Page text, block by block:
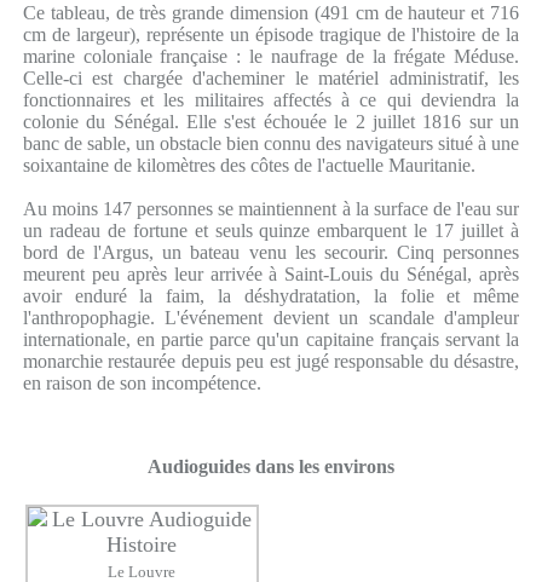
Ce tableau, de très grande dimension (491 cm de hauteur et 716
cm de largeur), représente un épisode tragique de l'histoire de la
marine coloniale française : le naufrage de la frégate Méduse.
Celle-ci est chargée d'acheminer le matériel administratif, les
fonctionnaires et les militaires affectés à ce qui deviendra la
colonie du Sénégal. Elle s'est échouée le 2 juillet 1816 sur un
banc de sable, un obstacle bien connu des navigateurs situé à une
soixantaine de kilomètres des côtes de l'actuelle Mauritanie.
Au moins 147 personnes se maintiennent à la surface de l'eau sur
un radeau de fortune et seuls quinze embarquent le 17 juillet à
bord de l'Argus, un bateau venu les secourir. Cinq personnes
meurent peu après leur arrivée à Saint-Louis du Sénégal, après
avoir enduré la faim, la déshydratation, la folie et même
l'anthropophagie. L'événement devient un scandale d'ampleur
internationale, en partie parce qu'un capitaine français servant la
monarchie restaurée depuis peu est jugé responsable du désastre,
en raison de son incompétence.
Audioguides dans les environs
Le Louvre